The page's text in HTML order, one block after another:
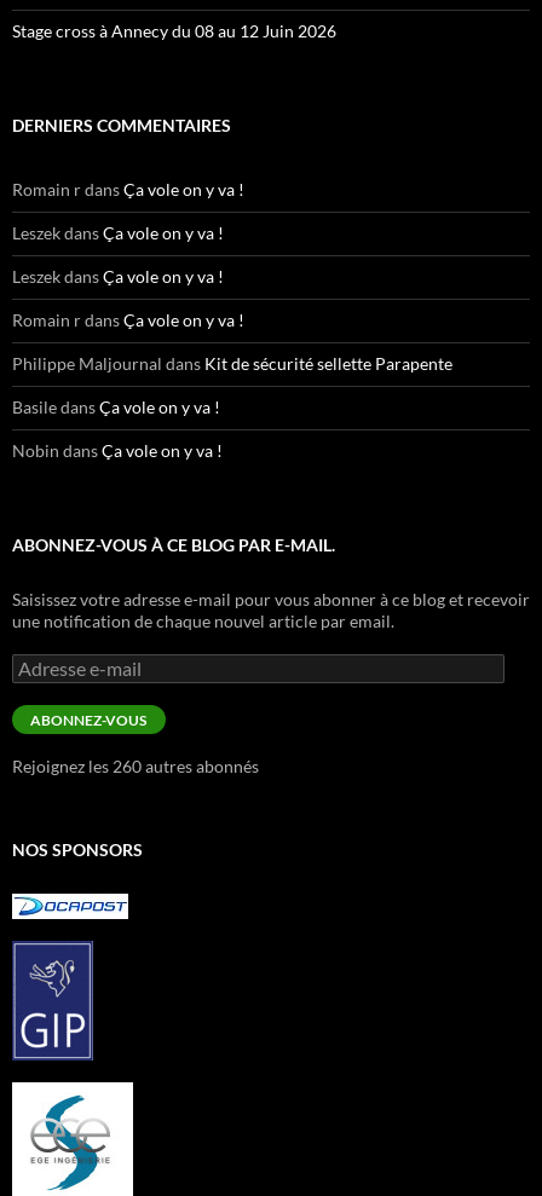
Stage cross à Annecy du 08 au 12 Juin 2026
DERNIERS COMMENTAIRES
Romain rdansÇa vole on y va !
LeszekdansÇa vole on y va !
LeszekdansÇa vole on y va !
Romain rdansÇa vole on y va !
Philippe Maljournal dans Kit de sécurité sellette Parapente
BasiledansÇa vole on y va !
Nobin dansÇa vole on y va !
ABONNEZ-VOUS À CE BLOG PAR E-MAIL.
Saisissez votre adresse e-mail pour vous abonner à ce blog et recevoir
une notification de chaque nouvel article par email.
Adresse
e-
mail
ABONNEZ-VOUS
Rejoignez les 260 autres abonnés
NOS SPONSORS